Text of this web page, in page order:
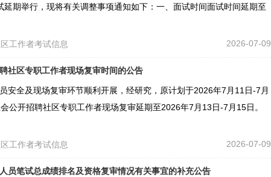
期举行，现将有关调整事项通知如下：一、面试时间面试时间延期至
2026-07-09
工作者考试信息
社区专职工作者现场复审时间的公告
安全及现场复审环节顺利开展，经研究，原计划于2026年7月11日-7月
公开招聘社区专职工作者现场复审延期至2026年7月13日-7月15日。
2026-07-09
工作者考试信息
员笔试总成绩排名及资格复审情况有关事宜的补充公告